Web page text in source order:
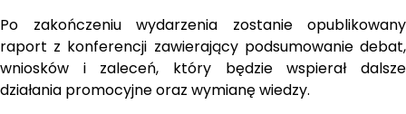
Po zakończeniu wydarzenia zostanie opublikowany
raport z konferencji zawierający podsumowanie debat,
wniosków i zaleceń, który będzie wspierał dalsze
działania promocyjne oraz wymianę wiedzy.